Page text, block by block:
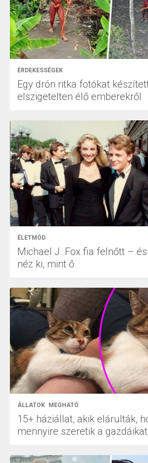
ÉRDEKESSÉGEK
Egy drón ritka fotókat
elszigetelten élő emberekről
ÉLETMÓD
Michael J. Fox fia felnőtt –
néz ki, mint ő
ÁLLATOK MEGHATÓ
15+ háziállat, akik elárulták,
mennyire szeretik a gazdáikat